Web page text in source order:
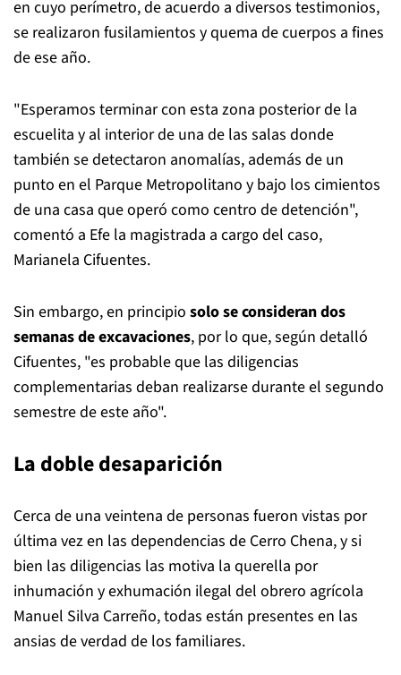
en cuyo perímetro, de acuerdo a diversos testimonios,
se realizaron fusilamientos y quema de cuerpos a fines
de ese año.
"Esperamos terminar con esta zona posterior de la
escuelita y al interior de una de las salas donde
también se detectaron anomalías, además de un
punto en el Parque Metropolitano y bajo los cimientos
de una casa que operó como centro de detención",
comentó a Efe la magistrada a cargo del caso,
Marianela Cifuentes.
Sin embargo, en principio solo se consideran dos
semanas de excavaciones, por lo que, según detalló
Cifuentes, "es probable que las diligencias
complementarias deban realizarse durante el segundo
semestre de este año".
La doble desaparición
Cerca de una veintena de personas fueron vistas por
última vez en las dependencias de Cerro Chena, y si
bien las diligencias las motiva la querella por
inhumación y exhumación ilegal del obrero agrícola
Manuel Silva Carreño, todas están presentes en las
ansias de verdad de los familiares.